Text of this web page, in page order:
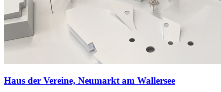
Haus der Vereine, Neumarkt am Wallersee